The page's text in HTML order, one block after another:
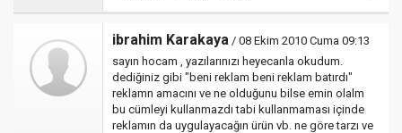
ibrahim Karakaya / 08 Ekim 2010 Cuma 09:13
sayın hocam , yazılarınızı heyecanla okudum.
dediğiniz gibi "beni reklam beni reklam batırdı"
reklamn amacını ve ne olduğunu bilse emin olalm
bu cümleyi kullanmazdı tabi kullanmaması içinde
reklamın da uygulayacağın ürün vb. ne göre tarzı ve